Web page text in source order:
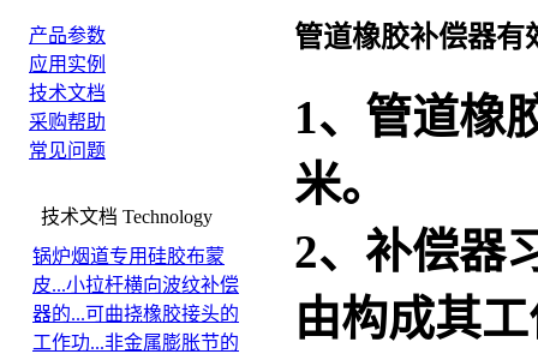
产品参数
应用实例
技术文档
采购帮助
常见问题
技术文档 Technology
锅炉烟道专用硅胶布蒙
皮...小拉杆横向波纹补偿
器的...可曲挠橡胶接头的
工作功...非金属膨胀节的
管道橡胶补偿器有
1、 管道橡
米。
2、补偿器
由构成其